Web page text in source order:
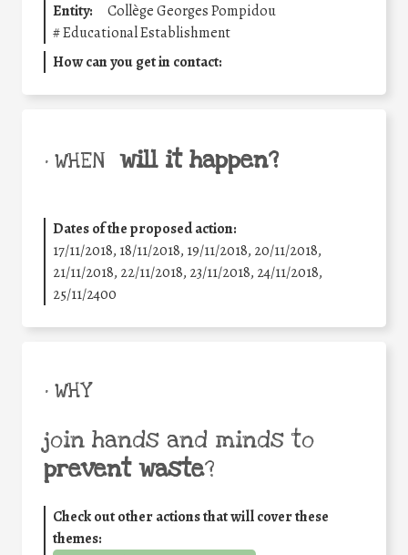
Entity:
Collège Georges Pompidou
#Educational Establishment
How can you get in contact:
• WHEN will it happen?
Dates of the proposed action:
17/11/2018, 18/11/2018, 19/11/2018, 20/11/2018,
21/11/2018, 22/11/2018, 23/11/2018, 24/11/2018,
25/11/2400
• WHY
join hands and minds to
prevent waste?
Check out other actions that will cover these
themes: